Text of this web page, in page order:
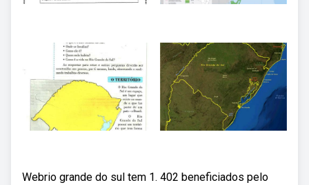
Webrio grande do sul tem 1. 402 beneficiados pelo